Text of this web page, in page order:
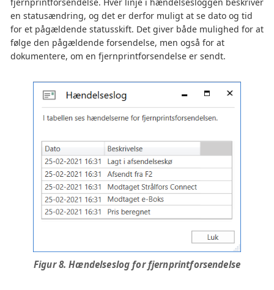
en statusændring, og det er derfor muligt at se dato og tid
for et pågældende statusskift. Det giver både mulighed for at
følge den pågældende forsendelse, men også for at
dokumentere, om en fjernprintforsendelse er sendt.
Figur 8. Hændelseslog for fjernprintforsendelse